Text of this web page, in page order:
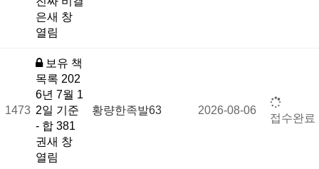
은새 창
열림
1473
보유 책
목록 202
6년 7월 1
2일 기준
- 합 381
권새 창
열림
황량한족발63 2026-08-06
접수완료